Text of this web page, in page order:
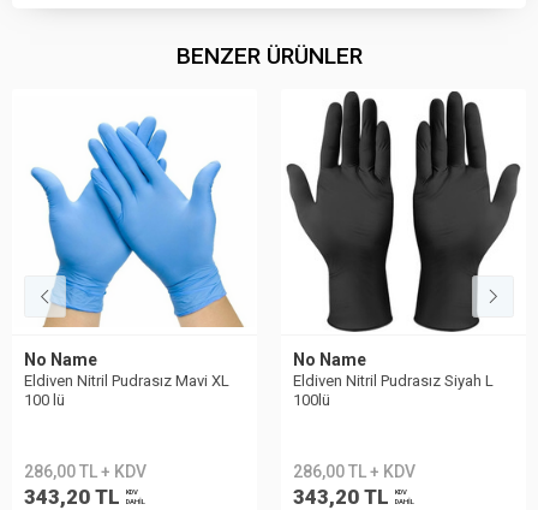
BENZER ÜRÜNLER
No Name
Eldiven Nitril Pudrasız Mavi XL
100 lü
286,00 TL + KDV
343,20 TL
KDV
DAHİL
No Name
Eldiven Nitril Pudrasız Siyah L
100lü
286,00 TL + KDV
343,20 TL
KDV
DAHİL